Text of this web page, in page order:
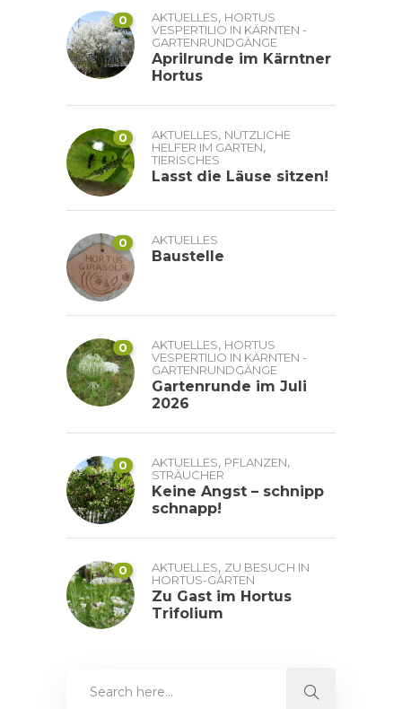
0 AKTUELLES, HORTUS
VESPERTILIO IN KÄRNTEN -
GARTENRUNDGÄNGE
Aprilrunde im Kärntner
Hortus
0 AKTUELLES, NÜTZLICHE
HELFER IM GARTEN,
TIERISCHES
Lasst die Läuse sitzen!
0 AKTUELLES
Baustelle
0 AKTUELLES, HORTUS
VESPERTILIO IN KÄRNTEN -
GARTENRUNDGÄNGE
Gartenrunde im Juli
2026
0 AKTUELLES, PFLANZEN,
STRÄUCHER
Keine Angst – schnipp
schnapp!
0 AKTUELLES, ZU BESUCH IN
HORTUS-GÄRTEN
Zu Gast im Hortus
Trifolium